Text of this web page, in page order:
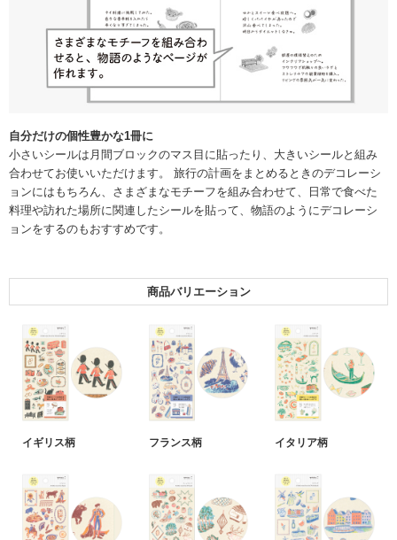
自分だけの個性豊かな1冊に
小さいシールは月間ブロックのマス目に貼ったり、大きいシールと組み
合わせてお使いいただけます。 旅行の計画をまとめるときのデコレーシ
ョンにはもちろん、さまざまなモチーフを組み合わせて、日常で食べた
料理や訪れた場所に関連したシールを貼って、物語のようにデコレーシ
ョンをするのもおすすめです。
商品バリエーション
イギリス柄 フランス柄 イタリア柄